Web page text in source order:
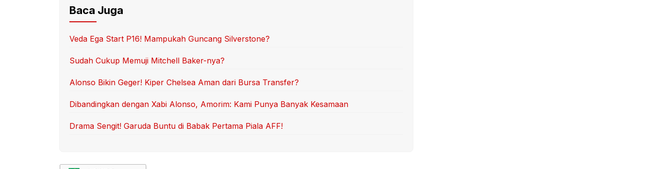
Baca Juga
Veda Ega Start P16! Mampukah Guncang Silverstone?
Sudah Cukup Memuji Mitchell Baker-nya?
Alonso Bikin Geger! Kiper Chelsea Aman dari Bursa Transfer?
Dibandingkan dengan Xabi Alonso, Amorim: Kami Punya Banyak Kesamaan
Drama Sengit! Garuda Buntu di Babak Pertama Piala AFF!